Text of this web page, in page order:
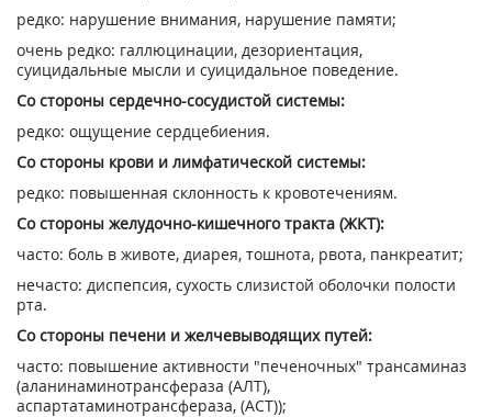
редко: нарушение внимания, нарушение памяти;
очень редко: галлюцинации, дезориентация,
суицидальные мысли и суицидальное поведение.
Со стороны сердечно-сосудистой системы:
редко: ощущение сердцебиения.
Со стороны крови и лимфатической системы:
редко: повышенная склонность к кровотечениям.
Со стороны желудочно-кишечного тракта (ЖКТ):
часто: боль в животе, диарея, тошнота, рвота, панкреатит;
нечасто: диспепсия, сухость слизистой оболочки полости
рта.
Со стороны печени и желчевыводящих путей:
часто: повышение активности "печеночных" трансаминаз
(аланинаминотрансфераза (АЛТ),
аспартатаминотрансфераза, (ACT));